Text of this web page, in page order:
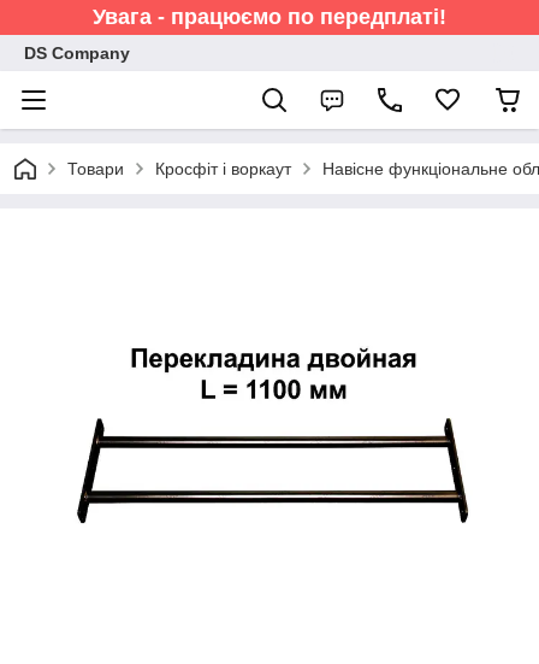
Увага - працюємо по передплаті!
DS Company
Товари Кросфіт і воркаут Навісне функціональне